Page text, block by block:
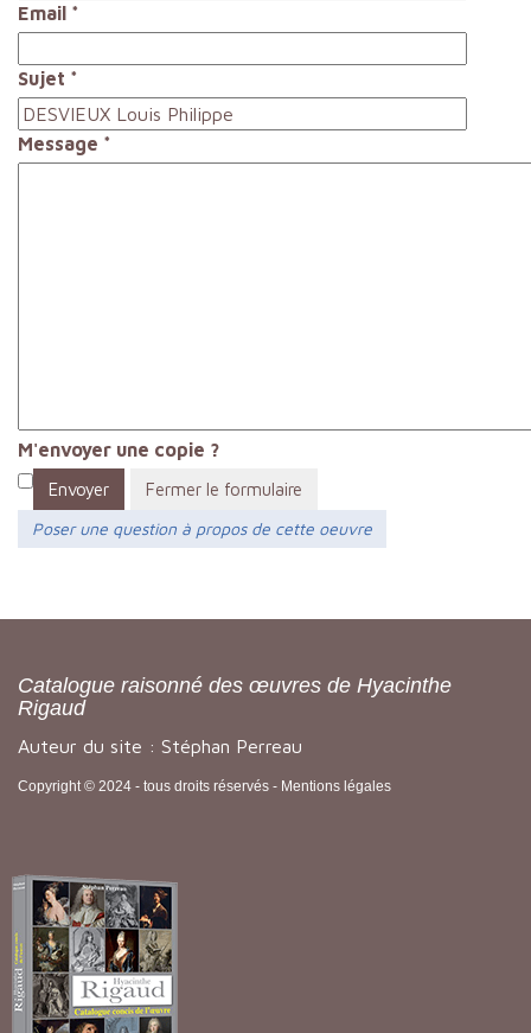
Email *
Sujet *
Message *
M'envoyer une copie ?
Envoyer
Fermer le formulaire
Poser une question à propos de cette oeuvre
Catalogue raisonné des œuvres de Hyacinthe
Rigaud
Auteur du site : Stéphan Perreau
Copyright © 2024 - tous droits réservés - Mentions légales